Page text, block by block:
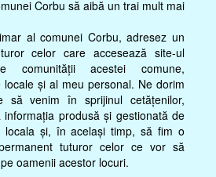
Corbu să aibă un trai mult mai
al comunei Corbu, adresez un
celor care accesează site-ul
comunității acestei comune,
locale și al meu personal. Ne dorim
să venim în sprijinul cetățenilor,
produsă și gestionată de
locala și, în același timp, să fim o
tuturor celor ce vor să
oamenii acestor locuri.